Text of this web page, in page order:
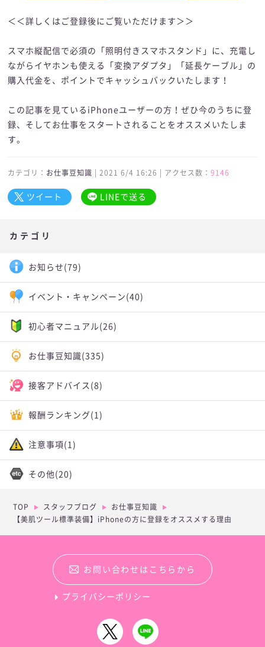
＜＜詳しくはご登録後にご覧いただけます＞＞
スマホ縦配信で必須の「照明付きスマホスタンド」に、充電し
ながらイヤホンも使える「変換アダプタ」「延長ケーブル」の
購入代金を、ポイントでキャッシュバックいたします！
この記事を見ているiPhoneユーザーの方！ぜひ今のうちに登
録、そしてお仕事をスタートされることをオススメいたしま
す。
カテゴリ： お仕事豆知識 | 2021 6/4 16:26 | アクセス数：9146
ツイート LINEで送る
カテゴリ
お知らせ (79)
イベント・キャンペーン (40)
初心者マニュアル(26)
お仕事豆知識(335)
接客アドバイス (8)
報酬ランキング (1)
注意事項 (1)
その他 (20)
TOP スタッフブログ
お仕事豆知識
【美肌ツール標準装備】iPhoneの方に登録をオススメする理由
お問い合わせはこちらから
プライバシーポリシー